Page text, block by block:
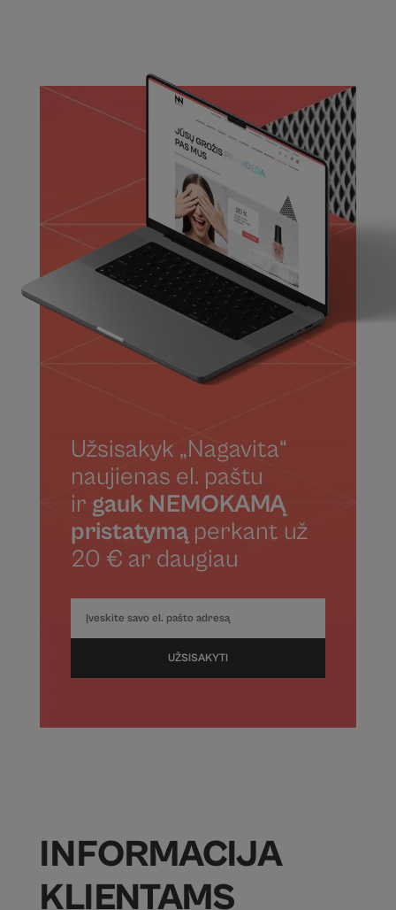
Užsisakyk „Nagavita“
naujienas el. paštu
ir gauk NEMOKAMĄ
pristatymąperkant už
20 € ar daugiau
UŽSISAKYTI
INFORMACIJA
KLIENTAMS